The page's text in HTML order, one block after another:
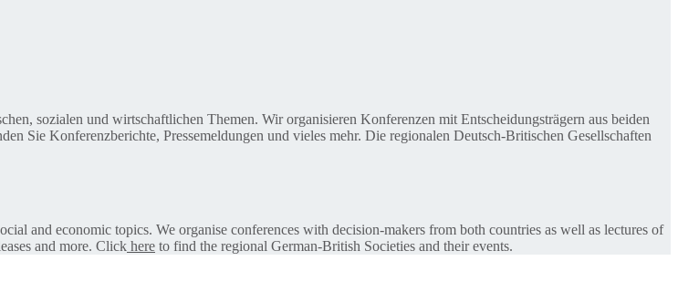
sozialen und wirtschaftlichen Themen. Wir organisieren Konferenzen mit Entscheidungsträgern aus beiden
Sie Konferenzberichte, Pressemeldungen und vieles mehr. Die regionalen Deutsch-Britischen Gesellschaften
and economic topics. We organise conferences with decision-makers from both countries as well as lectures of
and more. Click here to find the regional German-British Societies and their events.